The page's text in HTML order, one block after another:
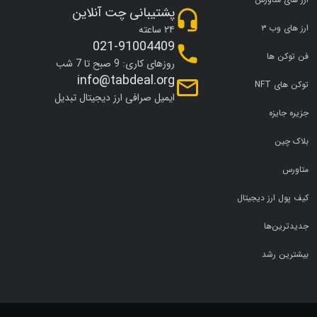
ارز های وب ۳
فن توکن ها
توکن های NFT
جزیره جایزه
بلاک چین
متاورس
کیف پول ارز دیجیتال
جدیدترین‌ها
بیشترین رشد
پشتیبانی چت آنلاین
۲۴ ساعته
021-91004409
روزهای کاری: 9 صبح تا 7 شب
info@tabdeal.org
ایمیل صرافی ارز دیجیتال تبدیل